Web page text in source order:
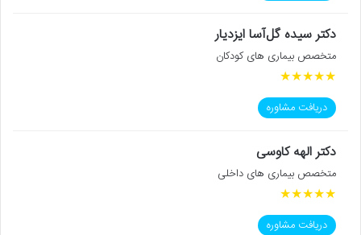
دکتر سیده گل‌آسا ایزدیار
متخصص بیماری های کودکان
★
★
★
★
★
دریافت مشاوره
دکتر الهه کاوسی
متخصص بیماری های داخلی
★
★
★
★
★
دریافت مشاوره